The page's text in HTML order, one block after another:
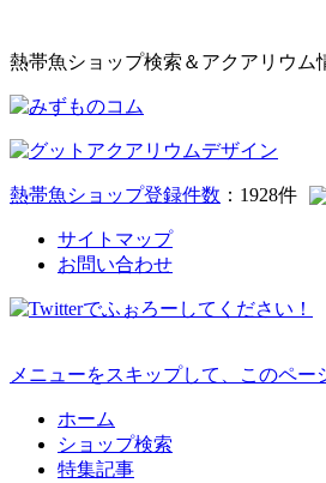
熱帯魚ショップ検索＆アクアリウム
熱帯魚ショップ登録件数 ： 1928件
サイトマップ
お問い合わせ
メニューをスキップして、このペー
ホーム
ショップ検索
特集記事